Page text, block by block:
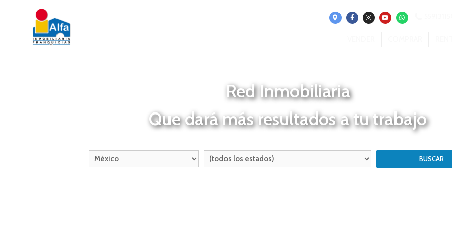
Red Inmobiliaria
Que dará más resultados a tu trabajo